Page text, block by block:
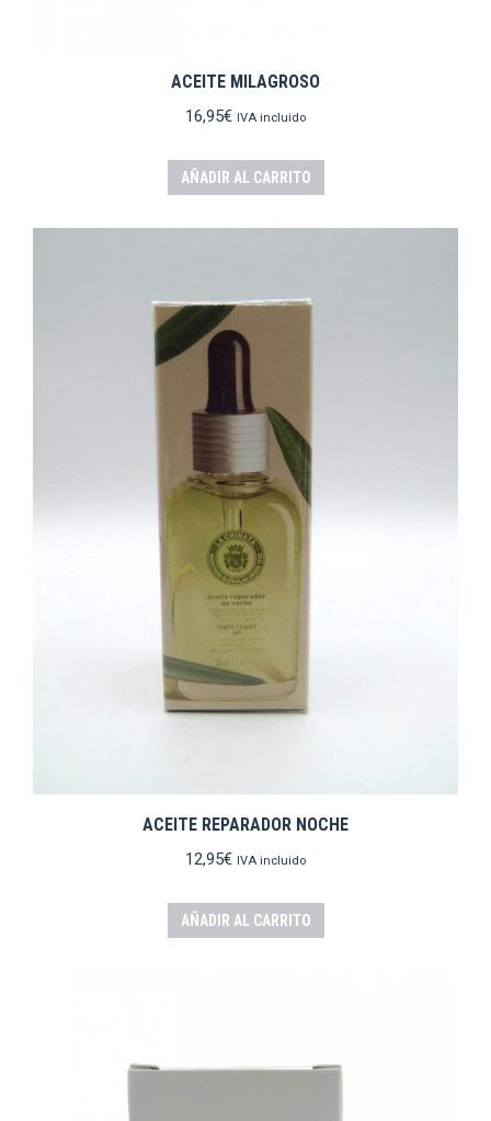
ACEITE MILAGROSO
16,95€ IVA incluido
AÑADIR AL CARRITO
ACEITE REPARADOR NOCHE
12,95€ IVA incluido
AÑADIR AL CARRITO